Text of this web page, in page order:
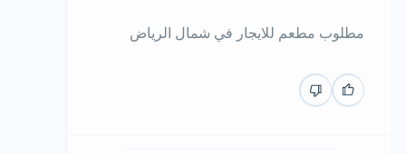
مطلوب مطعم للايجار في شمال الرياض